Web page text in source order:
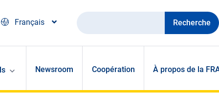
Français Recherche
Newsroom Coopération À propos de la